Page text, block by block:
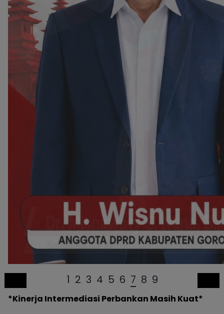
1 2 3 4 5 6 7 8 9
*Kinerja Intermediasi Perbankan Masih Kuat*